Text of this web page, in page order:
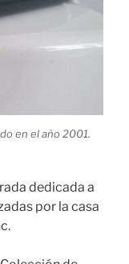
en el año 2001.
dedicada a
por la casa